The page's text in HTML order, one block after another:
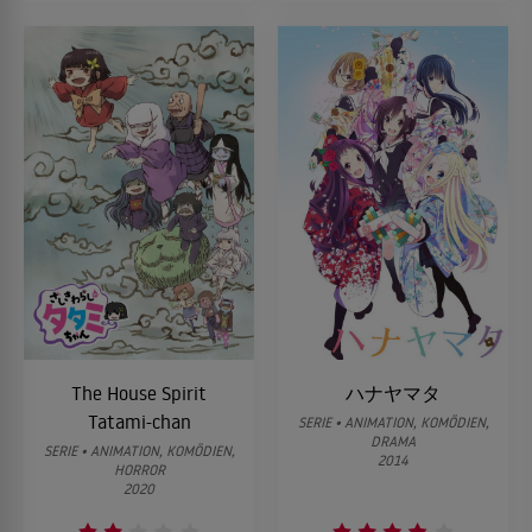
The House Spirit
Tatami-chan
SERIE • ANIMATION, KOMÖDIEN,
HORROR
2020
ハナヤマタ
SERIE • ANIMATION, KOMÖDIEN,
DRAMA
2014